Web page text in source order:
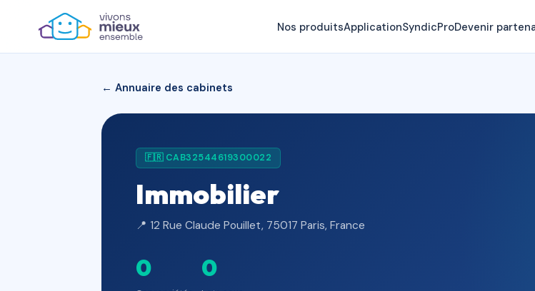
Nos produitsApplicationSyndicProDevenir
← Annuaire des cabinets
🇫🇷 CAB32544619300022
Immobilier
📍 12 Rue Claude Pouillet, 75017 Paris, France
0 0